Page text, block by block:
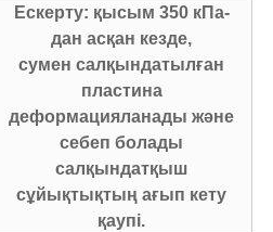
Ескерту: қысым 350 кПа-
дан асқан кезде,
сумен салқындатылған
пластина
деформацияланады және
себеп болады
салқындатқыш
сұйықтықтың ағып кету
қаупі.